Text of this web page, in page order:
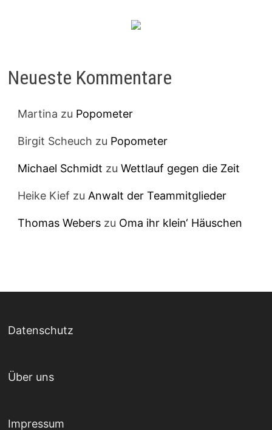
Neueste Kommentare
Martina zu Popometer
Birgit Scheuch zu Popometer
Michael Schmidt zuWettlauf gegen die Zeit
Heike Kief zu Anwalt der Teammitglieder
Thomas Webers zu Oma ihr klein‘ Häuschen
Datenschutz
Über uns
Impressum